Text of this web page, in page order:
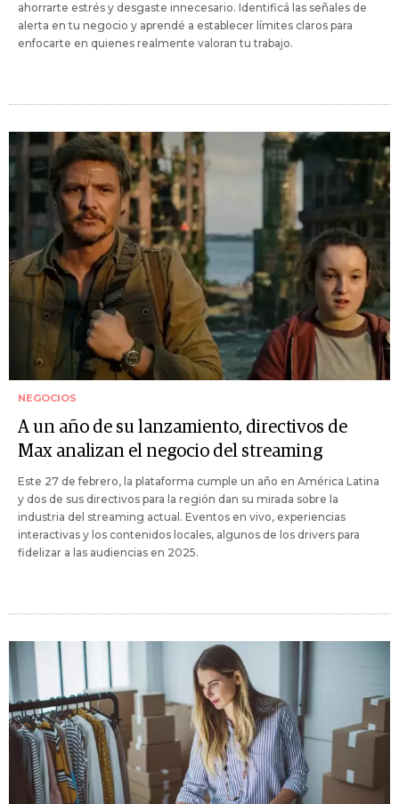
ahorrarte estrés y desgaste innecesario. Identificá las señales de
alerta en tu negocio y aprendé a establecer límites claros para
enfocarte en quienes realmente valoran tu trabajo.
NEGOCIOS
A un año de su lanzamiento, directivos de
Max analizan el negocio del streaming
Este 27 de febrero, la plataforma cumple un año en América Latina
y dos de sus directivos para la región dan su mirada sobre la
industria del streaming actual. Eventos en vivo, experiencias
interactivas y los contenidos locales, algunos de los drivers para
fidelizar a las audiencias en 2025.